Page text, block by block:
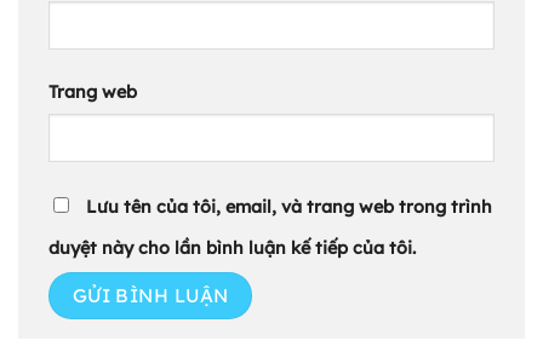
Trang web
Lưu tên của tôi, email, và trang web trong trình
duyệt này cho lần bình luận kế tiếp của tôi.